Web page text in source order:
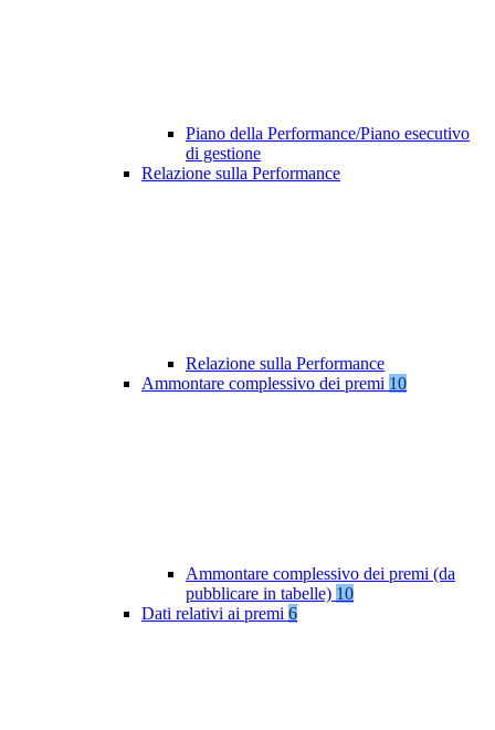
Piano della Performance/Piano esecutivo
di gestione
Relazione sulla Performance
Relazione sulla Performance
Ammontare complessivo dei premi 10
Ammontare complessivo dei premi (da
pubblicare in tabelle) 10
Dati relativi ai premi 6